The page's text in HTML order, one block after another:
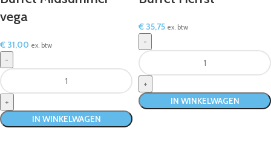
vega
€ 31,00 ex. btw
IN WINKELWAGEN
€ 35,75 ex. btw
IN WINKELWAGEN